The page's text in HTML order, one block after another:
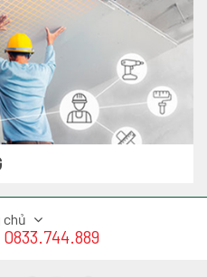
chủ
0833.744.889